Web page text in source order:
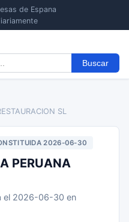
de Espana
Buscar
SL
2026-06-30
PERUANA
el 2026-06-30 en